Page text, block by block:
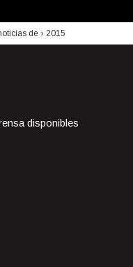
de › 2015
disponibles